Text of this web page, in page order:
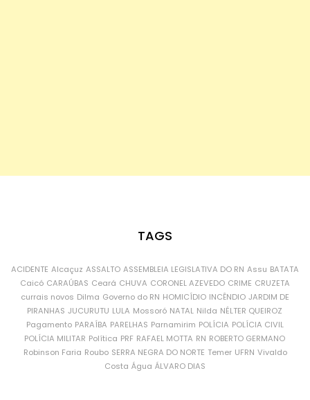
TAGS
ACIDENTE Alcaçuz ASSALTO ASSEMBLEIA LEGISLATIVA DO RN Assu BATATA
Caicó CARAÚBAS Ceará CHUVA CORONEL AZEVEDO CRIME CRUZETA
currais novos Dilma Governo do RN HOMICÍDIO INCÊNDIO JARDIM DE
PIRANHAS JUCURUTU LULA Mossoró NATAL Nilda NÉLTER QUEIROZ
Pagamento PARAÍBA PARELHAS Parnamirim POLÍCIA POLÍCIA CIVIL
POLÍCIA MILITAR Política PRF RAFAEL MOTTA RN ROBERTO GERMANO
Robinson Faria Roubo SERRA NEGRA DO NORTE Temer UFRN Vivaldo
Costa Água ÁLVARO DIAS